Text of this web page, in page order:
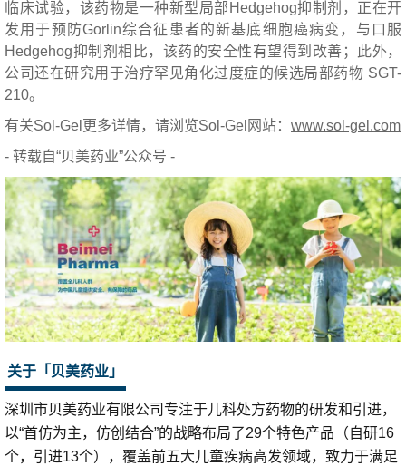
临床试验，该药物是一种新型局部Hedgehog抑制剂，正在开
发用于预防Gorlin综合征患者的新基底细胞癌病变，与口服
Hedgehog抑制剂相比，该药的安全性有望得到改善；此外，
公司还在研究用于治疗罕见角化过度症的候选局部药物 SGT-
210。
有关Sol-Gel更多详情，请浏览Sol-Gel网站： www.sol-gel.com
- 转载自“贝美药业”公众号 -
关于「贝美药业」
深圳市贝美药业有限公司专注于儿科处方药物的研发和引进，
以“首仿为主，仿创结合”的战略布局了29个特色产品（自研16
个，引进13个），覆盖前五大儿童疾病高发领域，致力于满足